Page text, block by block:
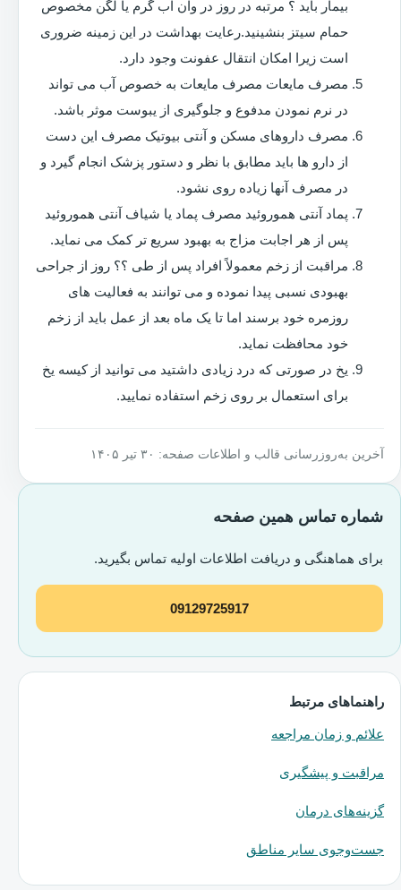
بیمار باید ؟ مرتبه در روز در وان آب گرم یا لگن مخصوص
حمام سیتز بنشینید.رعایت بهداشت در این زمینه ضروری
است زیرا امکان انتقال عفونت وجود دارد.
مصرف مایعات مصرف مایعات به خصوص آب می تواند
در نرم نمودن مدفوع و جلوگیری از یبوست موثر باشد.
مصرف داروهای مسکن و آنتی بیوتیک مصرف این دست
از دارو ها باید مطابق با نظر و دستور پزشک انجام گیرد و
در مصرف آنها زیاده روی نشود.
پماد آنتی هموروئید مصرف پماد یا شیاف آنتی هموروئید
پس از هر اجابت مزاج به بهبود سریع تر کمک می نماید.
مراقبت از زخم معمولاً افراد پس از طی ؟؟ روز از جراحی
بهبودی نسبی پیدا نموده و می توانند به فعالیت های
روزمره خود برسند اما تا یک ماه بعد از عمل باید از زخم
خود محافظت نماید.
یخ در صورتی که درد زیادی داشتید می توانید از کیسه یخ
برای استعمال بر روی زخم استفاده نمایید.
آخرین به‌روزرسانی قالب و اطلاعات صفحه: ۳۰ تیر ۱۴۰۵
شماره تماس همین صفحه
برای هماهنگی و دریافت اطلاعات اولیه تماس بگیرید.
09129725917
راهنماهای مرتبط
علائم و زمان مراجعه
مراقبت و پیشگیری
گزینه‌های درمان
جست‌وجوی سایر مناطق